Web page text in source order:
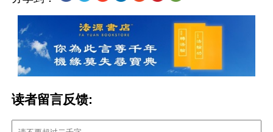
读者留言反馈: